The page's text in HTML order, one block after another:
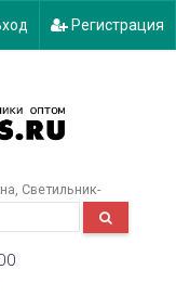
Регистрация
Светильник-